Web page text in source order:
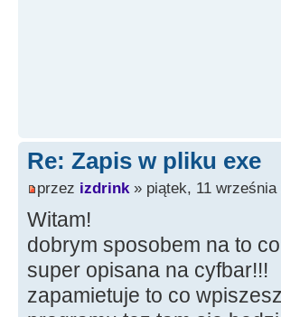
Re: Zapis w pliku exe
przez izdrink » piątek, 11 września
Witam!
dobrym sposobem na to
super opisana na cyfbar!!!
zapamietuje to co